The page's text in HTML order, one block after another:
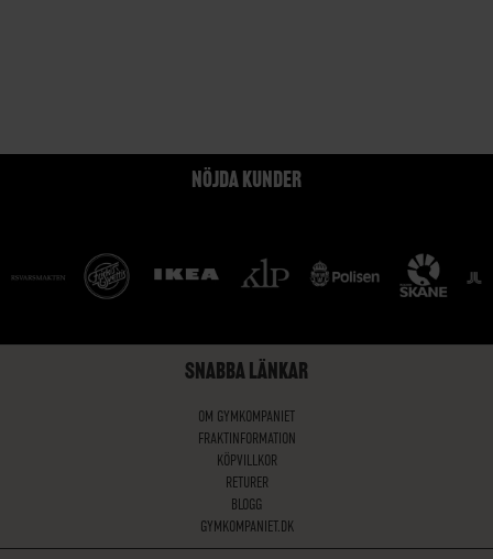
NÖJDA KUNDER
SNABBA LÄNKAR
OM GYMKOMPANIET
FRAKTINFORMATION
KÖPVILLKOR
RETURER
BLOGG
GYMKOMPANIET.DK